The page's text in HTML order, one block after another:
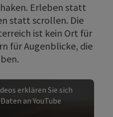
Erleben statt
statt scrollen. Die
ist kein Ort für
für Augenblicke, die
erklären Sie sich
an YouTube